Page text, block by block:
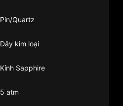
Pin/Quartz
Dây kim loại
Kính Sapphire
5 atm